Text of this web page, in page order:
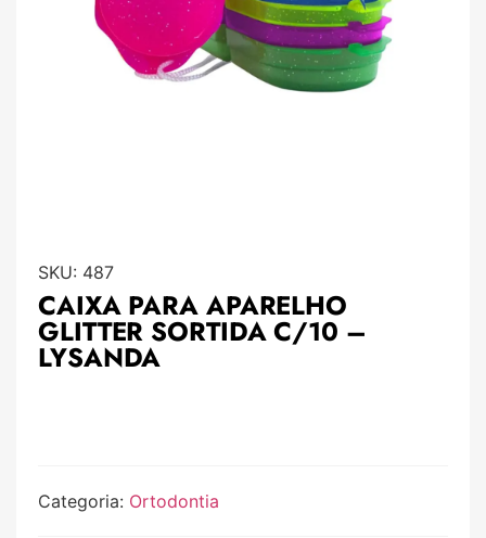
SKU: 487
CAIXA PARA APARELHO
GLITTER SORTIDA C/10 –
LYSANDA
Categoria: Ortodontia